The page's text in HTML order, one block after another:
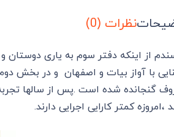
نظرات (0)
از اینکه دفتر سوم به یاری
با آواز بیات و اصفهان و در بخش
گنجانده شده است .پس از سالها
،امروزه کمتر کارایی اجرایی دارند.